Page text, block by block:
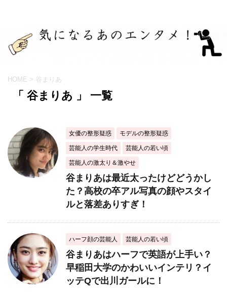
HOME > 谷まりあ
「 谷まりあ 」 一覧
女優の整形疑惑
モデルの整形疑惑
芸能人の学生時代
芸能人の若い頃
芸能人の激太り＆激やせ
谷まりあは最近太ったけどどうかし
た？高校の卒アル写真の顔やスタイ
ルと落差ありすぎ！
ハーフ顔の芸能人 芸能人の若い頃
谷まりあはハーフで英語が上手い？
早稲田大学のかわいいインテリ？イ
ッテQで出川ガールに！